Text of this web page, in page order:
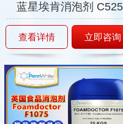
蓝星埃肯消泡剂 C525
查看详情 立即咨询